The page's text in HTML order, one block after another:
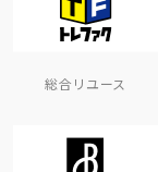
総合リユース